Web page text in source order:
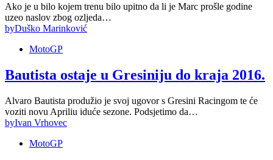
Ako je u bilo kojem trenu bilo upitno da li je Marc prošle godine
uzeo naslov zbog ozljeda…
byDuško Marinković
MotoGP
Bautista ostaje u Gresiniju do kraja 2016.
Alvaro Bautista produžio je svoj ugovor s Gresini Racingom te će
voziti novu Apriliu iduće sezone. Podsjetimo da…
byIvan Vrhovec
MotoGP